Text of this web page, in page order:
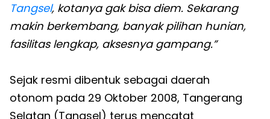
Tangsel, kotanya gak bisa diem. Sekarang
makin berkembang, banyak pilihan hunian,
fasilitas lengkap, aksesnya gampang.”
Sejak resmi dibentuk sebagai daerah
otonom pada 29 Oktober 2008, Tangerang
Selatan (Tangsel) terus mencatat